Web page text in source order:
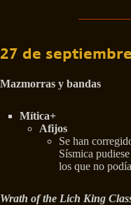
27 de
Mazmorras y bandas
Mítica+
Afijos
Se han
Sísmica
los que no
Wrath of the Lich King